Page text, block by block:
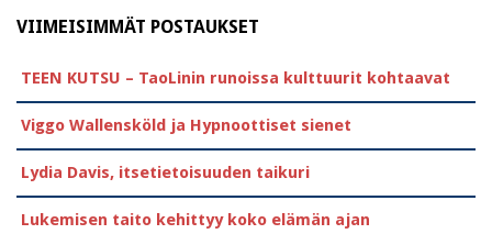
VIIMEISIMMÄT POSTAUKSET
TEEN KUTSU – TaoLinin runoissa kulttuurit kohtaavat
Viggo Wallensköld ja Hypnoottiset sienet
Lydia Davis, itsetietoisuuden taikuri
Lukemisen taito kehittyy koko elämän ajan